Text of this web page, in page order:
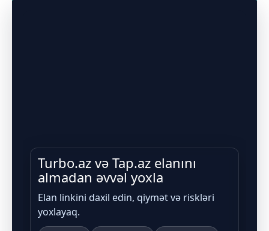
Turbo.az və Tap.az elanını
almadan əvvəl yoxla
Elan linkini daxil edin, qiymət və riskləri
yoxlayaq.